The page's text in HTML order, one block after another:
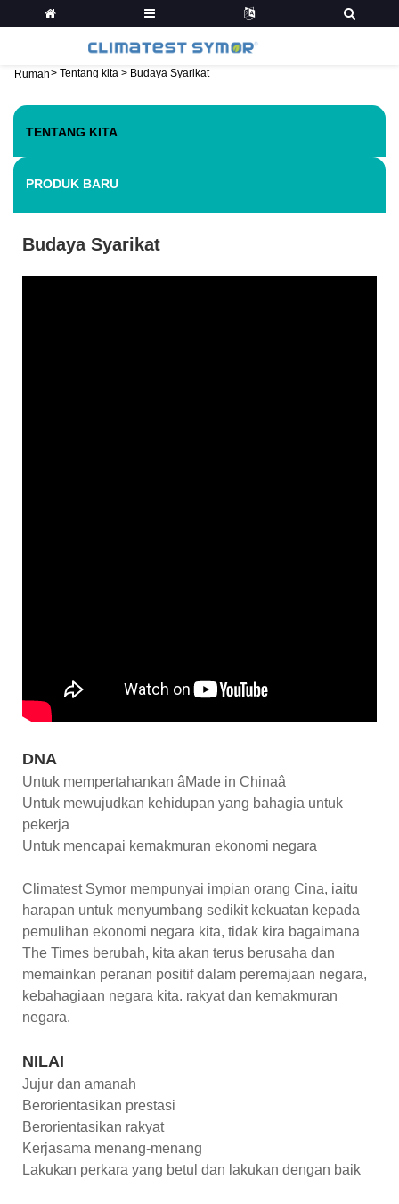
Rumah> Tentang kita > Budaya Syarikat
TENTANG KITA
PRODUK BARU
Budaya Syarikat
DNA
Untuk mempertahankan âMade in Chinaâ
Untuk mewujudkan kehidupan yang bahagia untuk
pekerja
Untuk mencapai kemakmuran ekonomi negara
Climatest Symor mempunyai impian orang Cina, iaitu
harapan untuk menyumbang sedikit kekuatan kepada
pemulihan ekonomi negara kita, tidak kira bagaimana
The Times berubah, kita akan terus berusaha dan
memainkan peranan positif dalam peremajaan negara,
kebahagiaan negara kita. rakyat dan kemakmuran
negara.
NILAI
Jujur dan amanah
Berorientasikan prestasi
Berorientasikan rakyat
Kerjasama menang-menang
Lakukan perkara yang betul dan lakukan dengan baik